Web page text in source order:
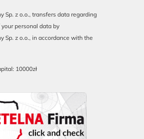
Sp. z o.o., transfers data regarding
personal data by
Sp. z o.o., in accordance with the
10000zł